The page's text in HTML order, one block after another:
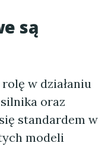
są
w działaniu
oraz
standardem w
modeli